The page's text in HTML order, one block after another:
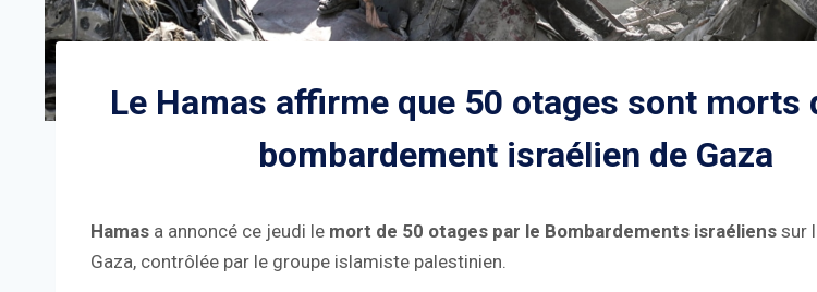
Le Hamas affirme que 50 otages sont morts
bombardement israélien de Gaza
Hamas a annoncé ce jeudi le mort de 50 otages par le Bombardements israéliens sur
Gaza, contrôlée par le groupe islamiste palestinien.